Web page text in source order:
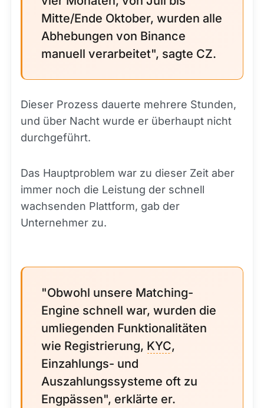
Mitte/Ende Oktober, wurden alle
Abhebungen von Binance
manuell verarbeitet", sagte CZ.
Dieser Prozess dauerte mehrere Stunden,
und über Nacht wurde er überhaupt nicht
durchgeführt.
Das Hauptproblem war zu dieser Zeit aber
immer noch die Leistung der schnell
wachsenden Plattform, gab der
Unternehmer zu.
"Obwohl unsere Matching-
Engine schnell war, wurden die
umliegenden Funktionalitäten
wie Registrierung, KYC,
Einzahlungs- und
Auszahlungssysteme oft zu
Engpässen", erklärte er.